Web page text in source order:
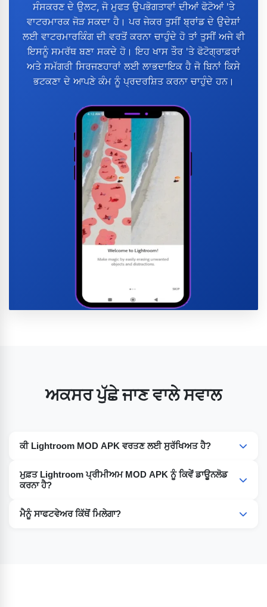
ਸੰਸਕਰਣ ਦੇ ਉਲਟ, ਜੋ ਮੁਫਤ ਉਪਭੋਗਤਾਵਾਂ ਦੀਆਂ ਫੋਟੋਆਂ 'ਤੇ
ਵਾਟਰਮਾਰਕ ਜੋੜ ਸਕਦਾ ਹੈ। ਪਰ ਜੇਕਰ ਤੁਸੀਂ ਬ੍ਰਾਂਡ ਦੇ ਉਦੇਸ਼ਾਂ
ਲਈ ਵਾਟਰਮਾਰਕਿੰਗ ਦੀ ਵਰਤੋਂ ਕਰਨਾ ਚਾਹੁੰਦੇ ਹੋ ਤਾਂ ਤੁਸੀਂ ਅਜੇ ਵੀ
ਇਸਨੂੰ ਸਮਰੱਥ ਬਣਾ ਸਕਦੇ ਹੋ। ਇਹ ਖਾਸ ਤੌਰ 'ਤੇ ਫੋਟੋਗ੍ਰਾਫ਼ਰਾਂ
ਅਤੇ ਸਮੱਗਰੀ ਸਿਰਜਣਹਾਰਾਂ ਲਈ ਲਾਭਦਾਇਕ ਹੈ ਜੋ ਬਿਨਾਂ ਕਿਸੇ
ਭਟਕਣਾ ਦੇ ਆਪਣੇ ਕੰਮ ਨੂੰ ਪ੍ਰਦਰਸ਼ਿਤ ਕਰਨਾ ਚਾਹੁੰਦੇ ਹਨ।
ਅਕਸਰ ਪੁੱਛੇ ਜਾਣ ਵਾਲੇ ਸਵਾਲ
ਕੀ Lightroom MOD APK ਵਰਤਣ ਲਈ ਸੁਰੱਖਿਅਤ ਹੈ?
ਹਾਂ, ਇਹ ਸੁਰੱਖਿਅਤ ਹੈ ਜੇਕਰ ਤੁਸੀਂ ਇਸਨੂੰ ਕਿਸੇ ਭਰੋਸੇਯੋਗ ਸਰੋਤ ਤੋਂ ਡਾਊਨਲੋਡ
ਕਰਦੇ ਹੋ।
ਮੁਫ਼ਤ Lightroom ਪ੍ਰੀਮੀਅਮ MOD APK ਨੂੰ ਕਿਵੇਂ ਡਾਊਨਲੋਡ
ਕਰਨਾ ਹੈ?
ਮੁਫ਼ਤ ਲਾਈਟਰੂਮ 7 ਦਿਨਾਂ ਦੀ ਮੁਫ਼ਤ ਅਜ਼ਮਾਇਸ਼ ਲਈ ਉਪਲਬਧ ਹੈ।
ਮੈਨੂੰ ਸਾਫਟਵੇਅਰ ਕਿੱਥੋਂ ਮਿਲੇਗਾ?